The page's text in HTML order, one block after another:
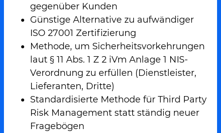
gegenüber Kunden
Günstige Alternative zu aufwändiger
ISO 27001 Zertifizierung
Methode, um Sicherheitsvorkehrungen
laut § 11 Abs. 1 Z 2 iVm Anlage 1 NIS-
Verordnung zu erfüllen (Dienstleister,
Lieferanten, Dritte)
Standardisierte Methode für Third Party
Risk Management statt ständig neuer
Fragebögen